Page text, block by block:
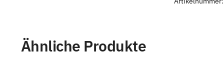
Ähnliche Produkte